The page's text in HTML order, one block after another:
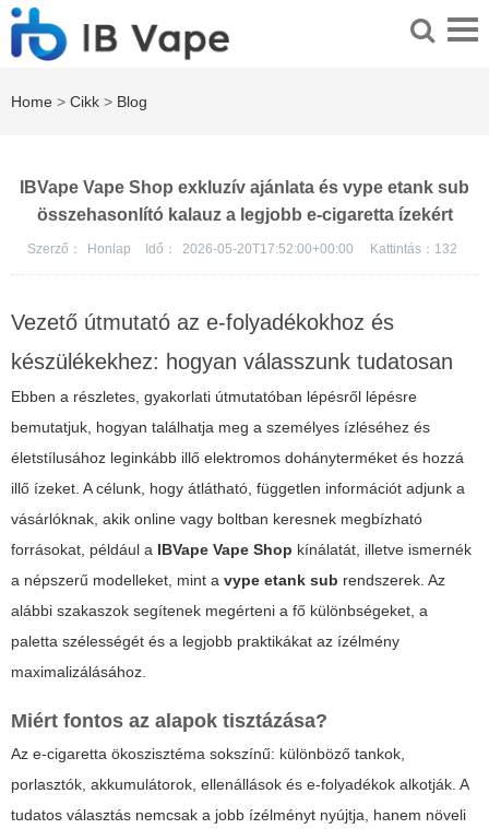
Home > Cikk > Blog
IBVape Vape Shop exkluzív ajánlata és vype etank sub
összehasonlító kalauz a legjobb e-cigaretta ízekért
Szerző： Honlap Idő： 2026-05-20T17:52:00+00:00 Kattintás： 132
Vezető útmutató az e-folyadékokhoz és
készülékekhez: hogyan válasszunk tudatosan
Ebben a részletes, gyakorlati útmutatóban lépésről lépésre
bemutatjuk, hogyan találhatja meg a személyes ízléséhez és
életstílusához leginkább illő elektromos dohányterméket és hozzá
illő ízeket. A célunk, hogy átlátható, független információt adjunk a
vásárlóknak, akik online vagy boltban keresnek megbízható
forrásokat, például a IBVape Vape Shop kínálatát, illetve ismernék
a népszerű modelleket, mint a vype etank sub rendszerek. Az
alábbi szakaszok segítenek megérteni a fő különbségeket, a
paletta szélességét és a legjobb praktikákat az ízélmény
maximalizálásához.
Miért fontos az alapok tisztázása?
Az e-cigaretta ökoszisztéma sokszínű: különböző tankok,
porlasztók, akkumulátorok, ellenállások és e-folyadékok alkotják. A
tudatos választás nemcsak a jobb ízélményt nyújtja, hanem növeli